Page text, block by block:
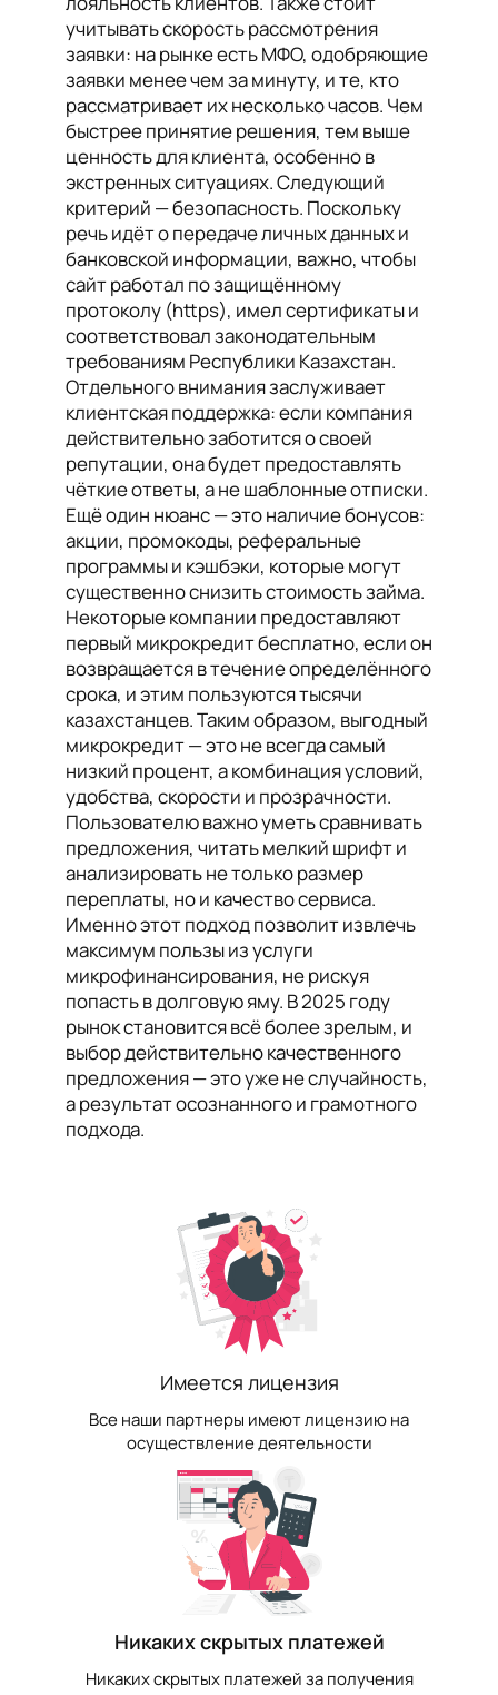
учитывать скорость рассмотрения
заявки: на рынке есть МФО, одобряющие
заявки менее чем за минуту, и те, кто
рассматривает их несколько часов. Чем
быстрее принятие решения, тем выше
ценность для клиента, особенно в
экстренных ситуациях. Следующий
критерий — безопасность. Поскольку
речь идёт о передаче личных данных и
банковской информации, важно, чтобы
сайт работал по защищённому
протоколу (https), имел сертификаты и
соответствовал законодательным
требованиям Республики Казахстан.
Отдельного внимания заслуживает
клиентская поддержка: если компания
действительно заботится о своей
репутации, она будет предоставлять
чёткие ответы, а не шаблонные отписки.
Ещё один нюанс — это наличие бонусов:
акции, промокоды, реферальные
программы и кэшбэки, которые могут
существенно снизить стоимость займа.
Некоторые компании предоставляют
первый микрокредит бесплатно, если он
возвращается в течение определённого
срока, и этим пользуются тысячи
казахстанцев. Таким образом, выгодный
микрокредит — это не всегда самый
низкий процент, а комбинация условий,
удобства, скорости и прозрачности.
Пользователю важно уметь сравнивать
предложения, читать мелкий шрифт и
анализировать не только размер
переплаты, но и качество сервиса.
Именно этот подход позволит извлечь
максимум пользы из услуги
микрофинансирования, не рискуя
попасть в долговую яму. В 2025 году
рынок становится всё более зрелым, и
выбор действительно качественного
предложения — это уже не случайность,
а результат осознанного и грамотного
подхода.
Имеется лицензия
Все наши партнеры имеют лицензию на
осуществление деятельности
Никаких скрытых платежей
Никаких скрытых платежей за получения